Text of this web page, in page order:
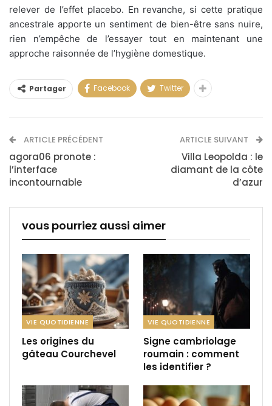
relever de l’effet placebo. En revanche, si cette pratique
ancestrale apporte un sentiment de bien-être sans nuire,
rien n’empêche de l’essayer tout en maintenant une
approche raisonnée de l’hygiène domestique.
Partager Facebook Twitter
ARTICLE PRÉCÉDENT
agora06 pronote :
l’interface
incontournable
ARTICLE SUIVANT
Villa Leopolda : le
diamant de la côte
d’azur
vous pourriez aussi aimer
VIE QUOTIDIENNE
Les origines du
gâteau Courchevel
VIE QUOTIDIENNE
Signe cambriolage
roumain : comment
les identifier ?